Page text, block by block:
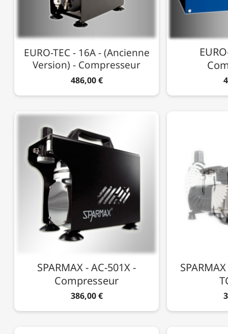
EURO-TEC - 16A - (Ancienne
Version) - Compresseur
486,00 €
SPARMAX - AC-501X -
Compresseur
386,00 €